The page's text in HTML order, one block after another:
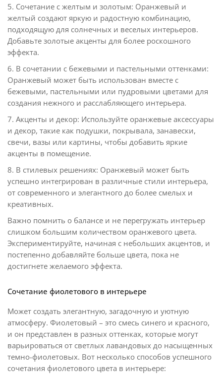
5. Сочетание с желтым и золотым: Оранжевый и
желтый создают яркую и радостную комбинацию,
подходящую для солнечных и веселых интерьеров.
Добавьте золотые акценты для более роскошного
эффекта.
6. В сочетании с бежевыми и пастельными оттенками:
Оранжевый может быть использован вместе с
бежевыми, пастельными или пудровыми цветами для
создания нежного и расслабляющего интерьера.
7. Акценты и декор: Используйте оранжевые аксессуары
и декор, такие как подушки, покрывала, занавески,
свечи, вазы или картины, чтобы добавить яркие
акценты в помещение.
8. В стилевых решениях: Оранжевый может быть
успешно интегрирован в различные стили интерьера,
от современного и элегантного до более смелых и
креативных.
Важно помнить о балансе и не перегружать интерьер
слишком большим количеством оранжевого цвета.
Экспериментируйте, начиная с небольших акцентов, и
постепенно добавляйте больше цвета, пока не
достигнете желаемого эффекта.
Сочетание фиолетового в интерьере
Может создать элегантную, загадочную и уютную
атмосферу. Фиолетовый – это смесь синего и красного,
и он представлен в разных оттенках, которые могут
варьироваться от светлых лавандовых до насыщенных
темно-фиолетовых. Вот несколько способов успешного
сочетания фиолетового цвета в интерьере: